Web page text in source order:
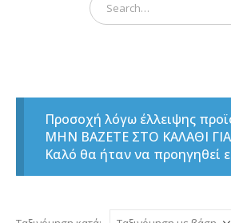
Προσοχή λόγω έλλειψης
ΜΗΝ ΒΑΖΕΤΕ ΣΤΟ ΚΑΛΑΘΙ
Καλό θα ήταν να προηγηθεί